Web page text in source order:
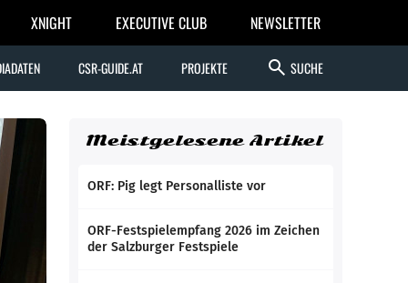
XNIGHT EXECUTIVE CLUB NEWSLETTER
CSR-GUIDE.AT PROJEKTE search SUCHE
Meistgelesene Artikel
ORF: Pig legt Personalliste vor
ORF-Festspielempfang 2026 im Zeichen
der Salzburger Festspiele